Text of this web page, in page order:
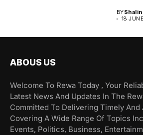
BY
18
ABOUS US
Welcome To Rewa Today , Your
Latest News And Updates In The
Committed To Delivering Timely And
Covering A Wide Range Of Topics
Events, Politics, Business,